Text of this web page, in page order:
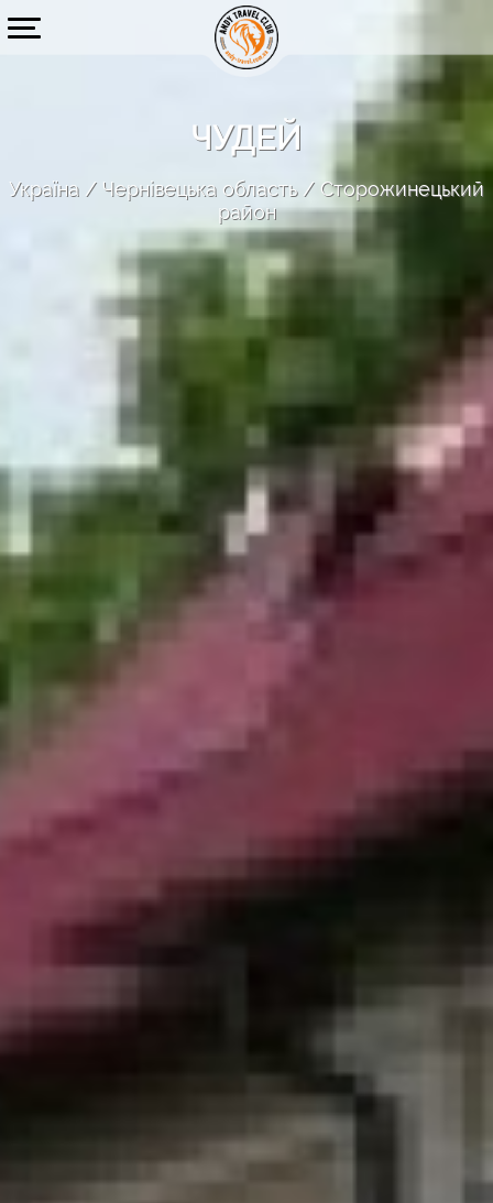
ЧУДЕЙ
Україна Чернівецька область
Сторожинецький
район